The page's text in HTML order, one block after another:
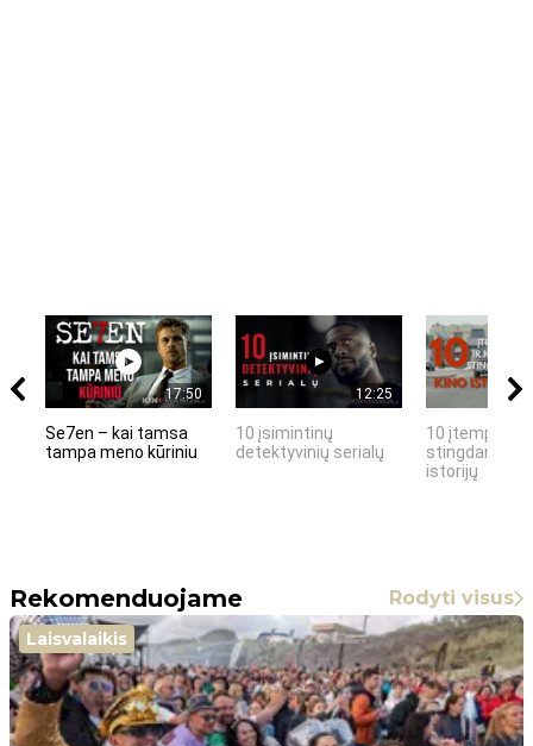
17:50
Se7en – kai tamsa
tampa meno kūriniu
12:25
10 įsimintinų
detektyvinių serialų
10 įtemptų,
stingdančių
istorijų
Rekomenduojame Rodyti visus
Laisvalaikis